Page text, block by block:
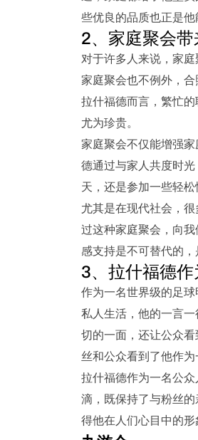
些优良的品质也正是他
2、家庭聚会
对于许多人来说，家
家庭聚会也不例外，
拉什福德而言，繁忙
尤为珍贵。
家庭聚会不仅能增强
德通过与家人共度时
天，还是参加一些轻
尤其是在现代社会，
过这种家庭聚会，向
感支持是不可替代的，
3、拉什福德
作为一名世界级的足
私人生活，他的一言
切的一面，还让公众
丝和公众看到了他作
拉什福德作为一名公
滴，既保持了与粉丝
得他在人们心目中的形